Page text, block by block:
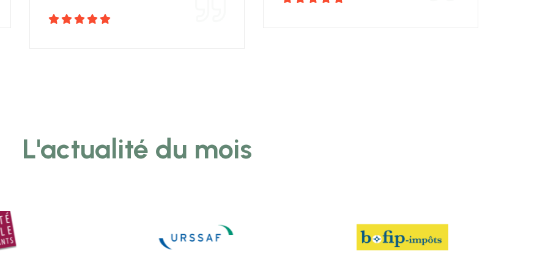
L'actualité du mois